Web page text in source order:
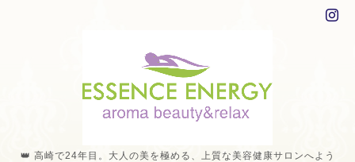
👑 高崎で24年目。大人の美を極める、上質な美容健康サロンへよう